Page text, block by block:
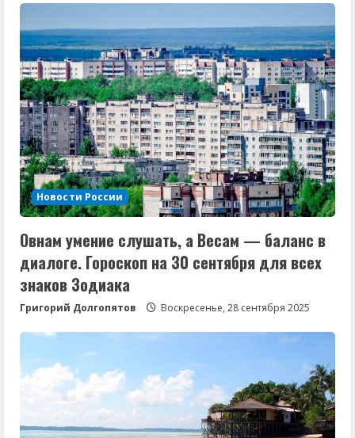
Новости России
Овнам умение слушать, а Весам — баланс в
диалоге. Гороскоп на 30 сентября для всех
знаков Зодиака
Григорий Долгопятов Воскресенье, 28 сентября 2025